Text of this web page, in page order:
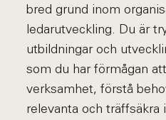
bred grund inom
ledarutveckling. Du är
utbildningar och
som du har förmågan
verksamhet, förstå
relevanta och träffsäkra